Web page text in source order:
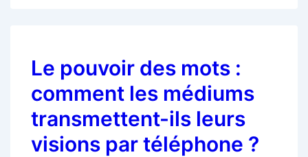
les
services
de
voyance
par
Le pouvoir des mots :
comment les médiums
transmettent-ils leurs
visions par téléphone ?